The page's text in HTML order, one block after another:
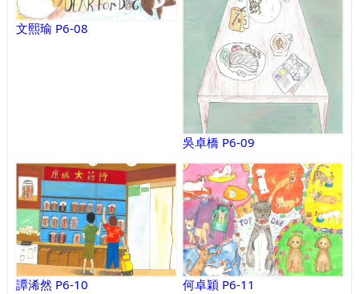
文熙瑜 P6-08
吳卓橋 P6-09
譚浠然 P6-10 何卓穎 P6-11